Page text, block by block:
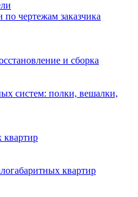
чертежам заказчика
и сборка
систем: полки, вешалки,
квартир
квартир